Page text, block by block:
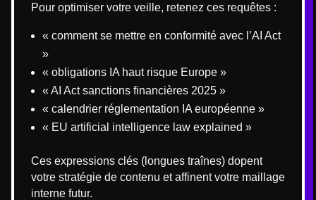
Pour optimiser votre veille, retenez ces requêtes :
« comment se mettre en conformité avec l’AI Act
»
« obligations IA haut risque Europe »
« AI Act sanctions financières 2025 »
« calendrier réglementation IA européenne »
« EU artificial intelligence law explained »
Ces expressions clés (longues traînes) dopent
votre stratégie de contenu et affinent votre maillage
interne futur.